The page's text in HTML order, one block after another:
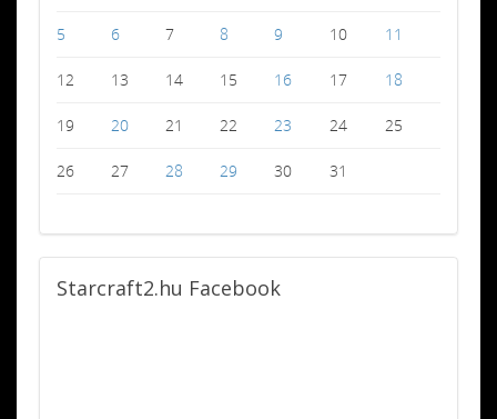
5 6 7 8 9 10 11
12 13 14 15 16 17 18
19 20 21 22 23 24 25
26 27 28 29 30 31
Starcraft2.hu Facebook